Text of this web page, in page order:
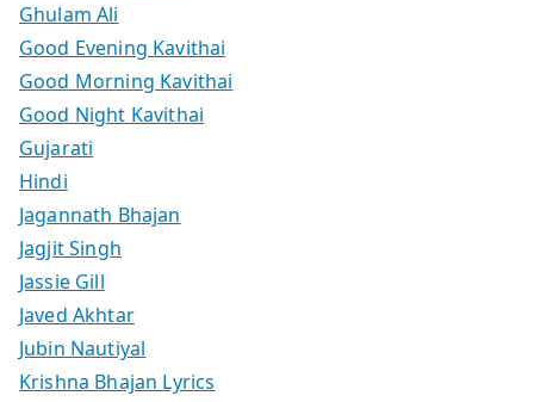
Ghulam Ali
Good Evening Kavithai
Good Morning Kavithai
Good Night Kavithai
Gujarati
Hindi
Jagannath Bhajan
Jagjit Singh
Jassie Gill
Javed Akhtar
Jubin Nautiyal
Krishna Bhajan Lyrics